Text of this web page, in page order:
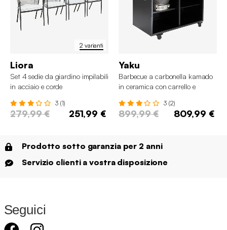
2 varianti
Liora
Set 4 sedie da giardino impilabili
in acciaio e corde
3 (1)
279,99 € 251,99 €
Yaku
Barbecue a carbonella kamado
in ceramica con carrello e
3 (2)
899,99 € 809,99 €
Prodotto sotto garanzia per 2 anni
Servizio clienti a vostra disposizione
Seguici